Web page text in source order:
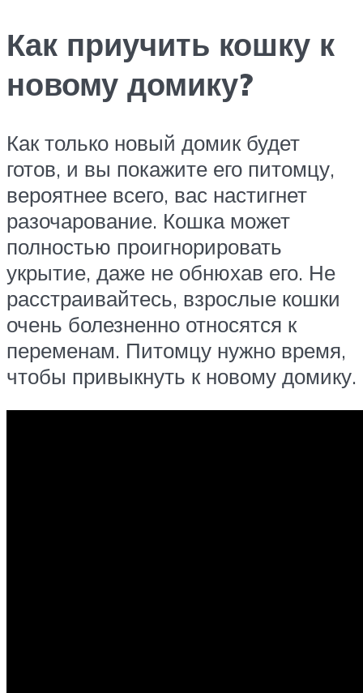
Как приучить кошку к
новому домику?
Как только новый домик будет
готов, и вы покажите его питомцу,
вероятнее всего, вас настигнет
разочарование. Кошка может
полностью проигнорировать
укрытие, даже не обнюхав его. Не
расстраивайтесь, взрослые кошки
очень болезненно относятся к
переменам. Питомцу нужно время,
чтобы привыкнуть к новому домику.